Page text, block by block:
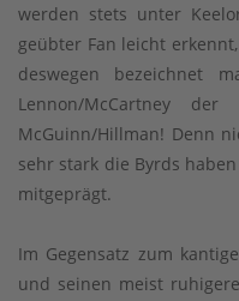
werden stets unter
geübter Fan leicht
deswegen bezeichnet
Lennon/McCartney der
McGuinn/Hillman! Denn
sehr stark die Byrds
mitgeprägt.
Im Gegensatz zum
und seinen meist